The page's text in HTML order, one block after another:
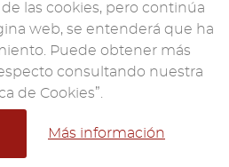
las cookies, pero continúa
web, se entenderá que ha
Puede obtener más
consultando nuestra
de Cookies”.
Más información